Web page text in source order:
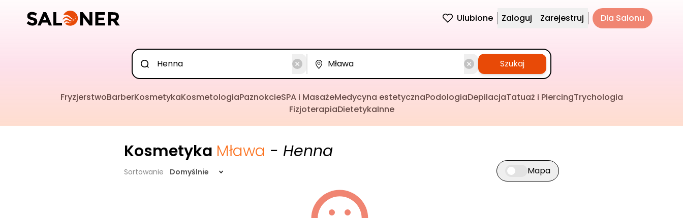
Ulubione Zaloguj Zarejestruj Dla Salonu
Szukaj
FryzjerstwoBarberKosmetykaKosmetologiaPaznokcieSPA i MasażeMedycyna estetycznaPodologiaDepilacjaTatuaż i PiercingTrychologia
FizjoterapiaDietetykaInne
Kosmetyka Mława - Henna
Sortowanie Domyślnie Przełącz widok mapy
Mapa